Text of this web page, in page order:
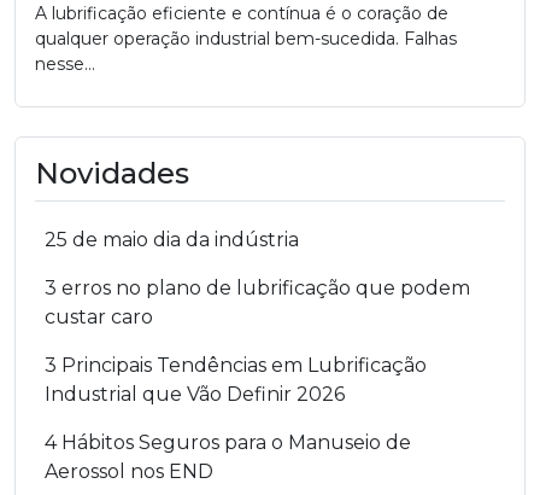
A lubrificação eficiente e contínua é o coração de
qualquer operação industrial bem-sucedida. Falhas
nesse...
Novidades
25 de maio dia da indústria
3 erros no plano de lubrificação que podem
custar caro
3 Principais Tendências em Lubrificação
Industrial que Vão Definir 2026
4 Hábitos Seguros para o Manuseio de
Aerossol nos END